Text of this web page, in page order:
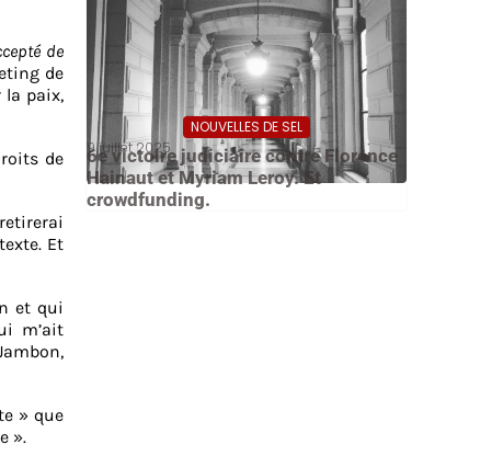
de
de
la paix,
de
Et
et qui
m’ait
» que
».
NOUVELLES DE SEL
9 juillet 2025
6e victoire judiciaire contre Florence
Hainaut et Myriam Leroy. Et
crowdfunding.